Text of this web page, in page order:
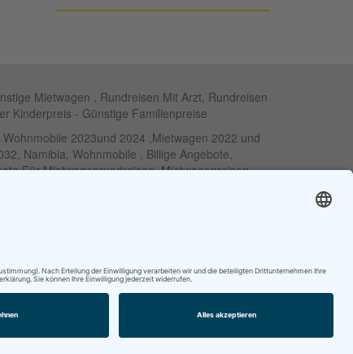
Mietwagen , Rundreisen Mit Arzt, Rundreisen
Kinderpreis - Günstige Familienpreise
2023und 2024 ,Mietwagen 2022 und
Namibia, Wohnmobile , Billige Angebote,
Für Mietwagenrundreisen, Mietwagenreisen